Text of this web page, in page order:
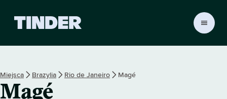
r
Miejsca Brazylia Rio de Janeiro Magé
Magé